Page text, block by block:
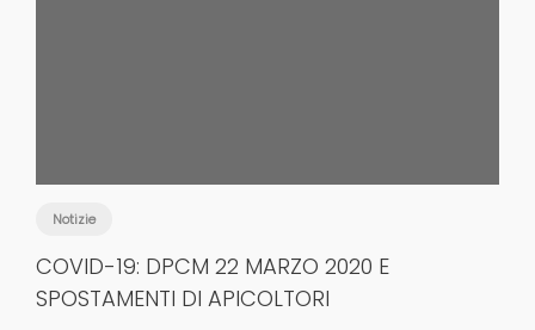
Notizie
COVID-19: DPCM 22 MARZO 2020 E
SPOSTAMENTI DI APICOLTORI